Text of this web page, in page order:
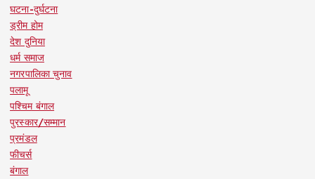
घटना-दुर्घटना
ड्रीम होम
देश दुनिया
धर्म समाज
नगरपालिका चुनाव
पलामू
पश्चिम बंगाल
पुरस्कार/सम्मान
प्रमंडल
फीचर्स
बंगाल